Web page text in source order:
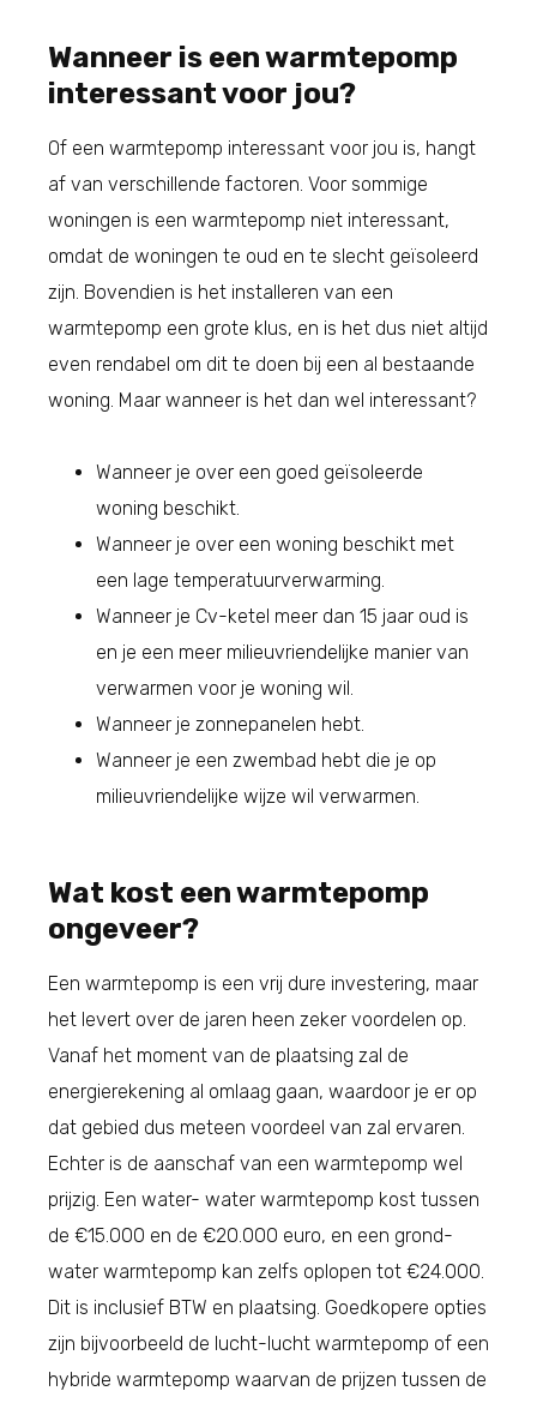
Wanneer is een warmtepomp
interessant voor jou?
Of een warmtepomp interessant voor jou is, hangt
af van verschillende factoren. Voor sommige
woningen is een warmtepomp niet interessant,
omdat de woningen te oud en te slecht geïsoleerd
zijn. Bovendien is het installeren van een
warmtepomp een grote klus, en is het dus niet altijd
even rendabel om dit te doen bij een al bestaande
woning. Maar wanneer is het dan wel interessant?
Wanneer je over een goed geïsoleerde
woning beschikt.
Wanneer je over een woning beschikt met
een lage temperatuurverwarming.
Wanneer je Cv-ketel meer dan 15 jaar oud is
en je een meer milieuvriendelijke manier van
verwarmen voor je woning wil.
Wanneer je zonnepanelen hebt.
Wanneer je een zwembad hebt die je op
milieuvriendelijke wijze wil verwarmen.
Wat kost een warmtepomp
ongeveer?
Een warmtepomp is een vrij dure investering, maar
het levert over de jaren heen zeker voordelen op.
Vanaf het moment van de plaatsing zal de
energierekening al omlaag gaan, waardoor je er op
dat gebied dus meteen voordeel van zal ervaren.
Echter is de aanschaf van een warmtepomp wel
prijzig. Een water- water warmtepomp kost tussen
de €15.000 en de €20.000 euro, en een grond-
water warmtepomp kan zelfs oplopen tot €24.000.
Dit is inclusief BTW en plaatsing. Goedkopere opties
zijn bijvoorbeeld de lucht-lucht warmtepomp of een
hybride warmtepomp waarvan de prijzen tussen de